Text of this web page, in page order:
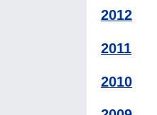
2012
2011
2010